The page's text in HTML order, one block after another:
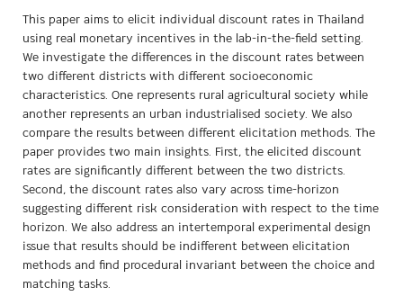
This paper aims to elicit individual discount rates in Thailand
using real monetary incentives in the lab-in-the-field setting.
We investigate the differences in the discount rates between
two different districts with different socioeconomic
characteristics. One represents rural agricultural society while
another represents an urban industrialised society. We also
compare the results between different elicitation methods. The
paper provides two main insights. First, the elicited discount
rates are significantly different between the two districts.
Second, the discount rates also vary across time-horizon
suggesting different risk consideration with respect to the time
horizon. We also address an intertemporal experimental design
issue that results should be indifferent between elicitation
methods and find procedural invariant between the choice and
matching tasks.